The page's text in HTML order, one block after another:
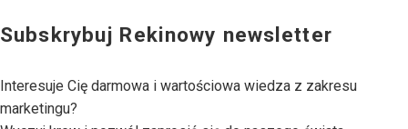
Subskrybuj Rekinowy newsletter
Interesuje Cię darmowa i wartościowa wiedza z zakresu
marketingu?